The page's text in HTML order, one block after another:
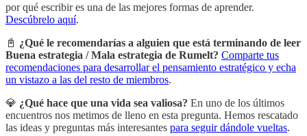
por qué escribir es una de las mejores formas de aprender.
Descúbrelo aquí.
📓 ¿Qué le recomendarías a alguien que está terminando de leer
Buena estrategia / Mala estrategia de Rumelt? Comparte tus
recomendaciones para desarrollar el pensamiento estratégico y echa
un vistazo a las del resto de miembros.
💎 ¿Qué hace que una vida sea valiosa? En uno de los últimos
encuentros nos metimos de lleno en esta pregunta. Hemos rescatado
las ideas y preguntas más interesantes para seguir dándole vueltas.